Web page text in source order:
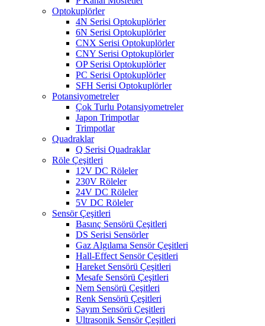
Optokuplörler
4N Serisi Optokuplörler
6N Serisi Optokuplörler
CNX Serisi Optokuplörler
CNY Serisi Optokuplörler
OP Serisi Optokuplörler
PC Serisi Optokuplörler
SFH Serisi Optokuplörler
Potansiyometreler
Çok Turlu Potansiyometreler
Japon Trimpotlar
Trimpotlar
Quadraklar
Q Serisi Quadraklar
Röle Çeşitleri
12V DC Röleler
230V Röleler
24V DC Röleler
5V DC Röleler
Sensör Çeşitleri
Basınç Sensörü Çeşitleri
DS Serisi Sensörler
Gaz Algılama Sensör Çeşitleri
Hall-Effect Sensör Çeşitleri
Hareket Sensörü Çeşitleri
Mesafe Sensörü Çeşitleri
Nem Sensörü Çeşitleri
Renk Sensörü Çeşitleri
Sayım Sensörü Çeşitleri
Ultrasonik Sensör Çeşitleri